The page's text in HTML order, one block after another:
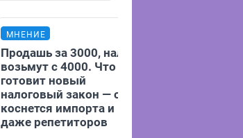
МНЕНИЕ
Продашь за 3000, налог
возьмут с 4000. Что нам
готовит новый
налоговый закон — он
коснется импорта и
даже репетиторов